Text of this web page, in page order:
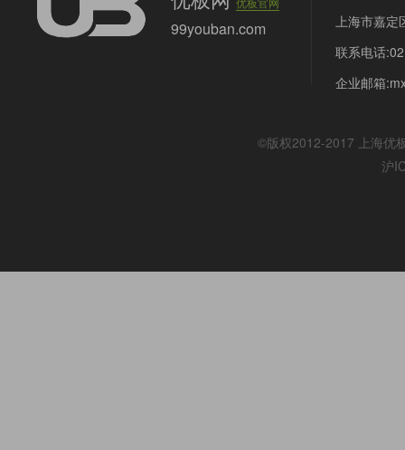
99youban.com
上海市嘉定
联系电话
企业邮箱
©版权2012-2017 上海优
沪